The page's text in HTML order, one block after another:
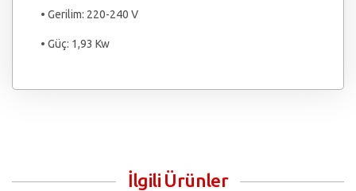
• Gerilim: 220-240 V
• Güç: 1,93 Kw
İlgili Ürünler